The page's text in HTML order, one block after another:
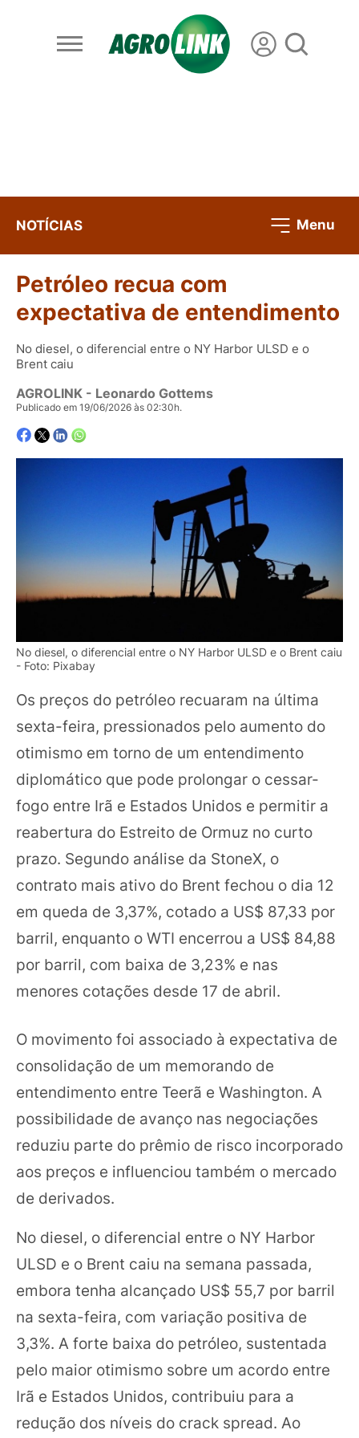
NOTÍCIAS Menu
Petróleo recua com
expectativa de entendimento
No diesel, o diferencial entre o NY Harbor ULSD e o
Brent caiu
AGROLINK - Leonardo Gottems
Publicado em 19/06/2026 às 02:30h.
No diesel, o diferencial entre o NY Harbor ULSD e o Brent caiu
- Foto: Pixabay
Os preços do petróleo recuaram na última
sexta-feira, pressionados pelo aumento do
otimismo em torno de um entendimento
diplomático que pode prolongar o cessar-
fogo entre Irã e Estados Unidos e permitir a
reabertura do Estreito de Ormuz no curto
prazo. Segundo análise da StoneX, o
contrato mais ativo do Brent fechou o dia 12
em queda de 3,37%, cotado a US$ 87,33 por
barril, enquanto o WTI encerrou a US$ 84,88
por barril, com baixa de 3,23% e nas
menores cotações desde 17 de abril.
O movimento foi associado à expectativa de
consolidação de um memorando de
entendimento entre Teerã e Washington. A
possibilidade de avanço nas negociações
reduziu parte do prêmio de risco incorporado
aos preços e influenciou também o mercado
de derivados.
No diesel, o diferencial entre o NY Harbor
ULSD e o Brent caiu na semana passada,
embora tenha alcançado US$ 55,7 por barril
na sexta-feira, com variação positiva de
3,3%. A forte baixa do petróleo, sustentada
pelo maior otimismo sobre um acordo entre
Irã e Estados Unidos, contribuiu para a
redução dos níveis do crack spread. Ao